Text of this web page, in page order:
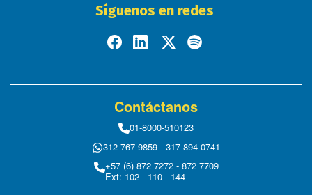
Síguenos en redes
Contáctanos
01-8000-510123
312 767 9859 - 317 894 0741
+57 (6) 872 7272 - 872 7709
Ext: 102 - 110 - 144